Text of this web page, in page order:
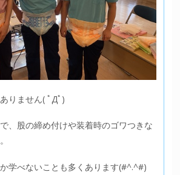
りません( ﾟДﾟ)
、股の締め付けや装着時のゴワつきな
学べないことも多くあります(#^.^#)